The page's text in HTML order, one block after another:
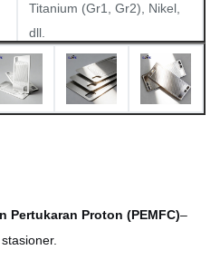
Titanium (Gr1, Gr2), Nikel,
dll.
0,5 mm – 3,0 mm
≤ 0,05 mm (tergantung
3–7 hari untuk sampel; 7–
15 hari untuk produksi
Pertukaran Proton (PEMFC)–